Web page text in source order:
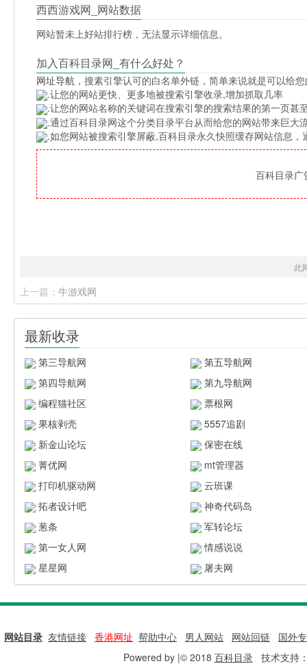
西西游戏网_网站数据
网站暂未上好站排行榜，无法显示详细信息。
加入百科目录网_有什么好处？
网址导航 ，搜素引擎认可的白名单外链，简单来说就是可以给
.让您的网站更快、更多地被搜索引擎收录,增加抓取几率
.让您的网站名称的关键词在搜索引擎的搜索结果的第一页甚
.通过百科目录网这个分类目录平台从而给您的网站带来巨大
.如您网站被搜索引擎屏蔽,百科目录永久快照缓存网站信息
百科目录
此
上一篇： 牛游戏网
最新收录
第三导航网
第五导航网
第四导航网
第九导航网
编程猫社区
票根网
果核剥壳
5557追剧
新金山论坛
保密在线
菁优网
mt管理器
打印机驱动网
云班课
拓者设计吧
神奇代码岛
葱条
军转论坛
第一女人网
情感说说
星星网
屠夫网
网站目录 友情链接 香港网址 帮助中心 男人网站 网站回链
国外
Powered by |© 2018 百科目录技术支持